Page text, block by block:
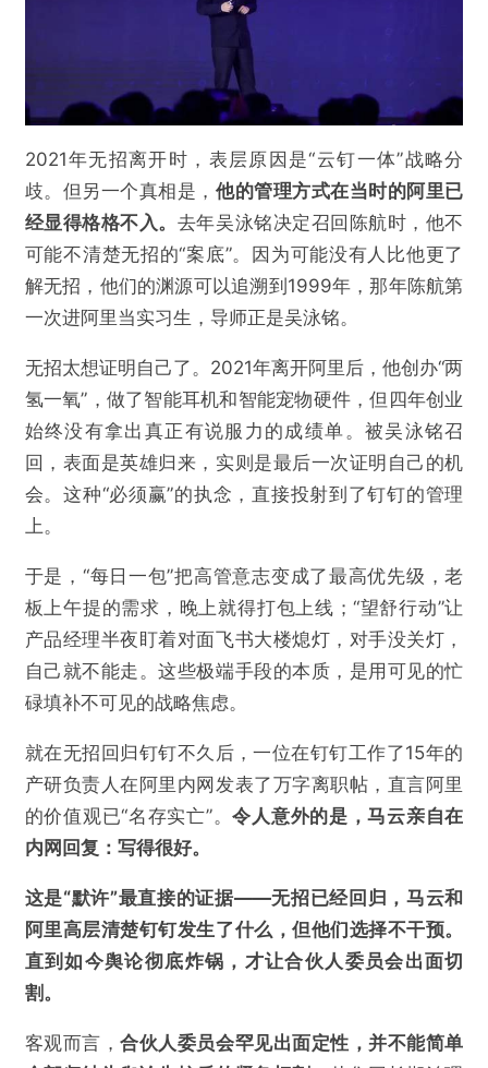
2021年无招离开时，表层原因是“云钉一体”战略分
歧。但另一个真相是， 他的管理方式在当时的阿里已
经显得格格不入。 去年吴泳铭决定召回陈航时，他不
可能不清楚无招的“案底”。因为可能没有人比他更了
解无招，他们的渊源可以追溯到1999年，那年陈航第
一次进阿里当实习生，导师正是吴泳铭。
无招太想证明自己了。2021年离开阿里后，他创办“两
氢一氧”，做了智能耳机和智能宠物硬件，但四年创业
始终没有拿出真正有说服力的成绩单。被吴泳铭召
回，表面是英雄归来，实则是最后一次证明自己的机
会。这种“必须赢”的执念，直接投射到了钉钉的管理
上。
于是，“每日一包”把高管意志变成了最高优先级，老
板上午提的需求，晚上就得打包上线；“望舒行动”让
产品经理半夜盯着对面飞书大楼熄灯，对手没关灯，
自己就不能走。这些极端手段的本质，是用可见的忙
碌填补不可见的战略焦虑。
就在无招回归钉钉不久后，一位在钉钉工作了15年的
产研负责人在阿里内网发表了万字离职帖，直言阿里
的价值观已“名存实亡”。令人意外的是，马云亲自在
内网回复：写得很好。
这是“默许”最直接的证据——无招已经回归，马云和
阿里高层清楚钉钉发生了什么，但他们选择不干预。
直到如今舆论彻底炸锅，才让合伙人委员会出面切
割。
客观而言，合伙人委员会罕见出面定性，并不能简单